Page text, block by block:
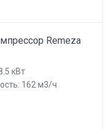
Remeza
кВт
162 м3/ч